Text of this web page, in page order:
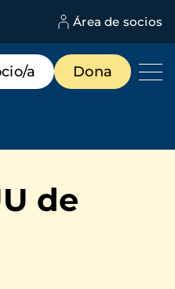
Área de socios
a Dona
de